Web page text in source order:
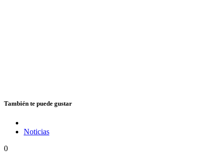
También te puede gustar
Noticias
0